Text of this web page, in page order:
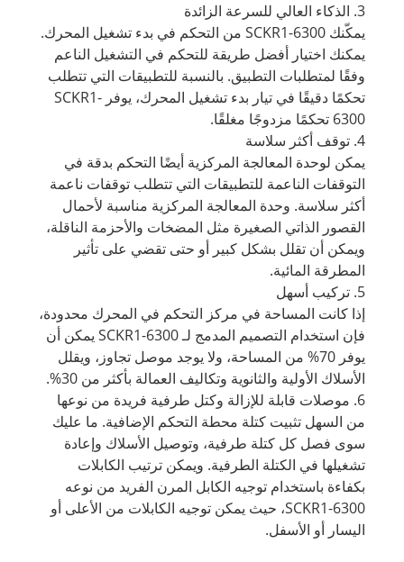
3. الذكاء العالي للسرعة الزائدة
يمكّنك SCKR1-6300 من التحكم في بدء تشغيل المحرك.
يمكنك اختيار أفضل طريقة للتحكم في التشغيل الناعم
وفقًا لمتطلبات التطبيق. بالنسبة للتطبيقات التي تتطلب
تحكمًا دقيقًا في تيار بدء تشغيل المحرك، يوفر SCKR1-
6300 تحكمًا مزدوجًا مغلقًا.
4. توقف أكثر سلاسة
يمكن لوحدة المعالجة المركزية أيضًا التحكم بدقة في
التوقفات الناعمة للتطبيقات التي تتطلب توقفات ناعمة
أكثر سلاسة. وحدة المعالجة المركزية مناسبة لأحمال
القصور الذاتي الصغيرة مثل المضخات والأحزمة الناقلة،
ويمكن أن تقلل بشكل كبير أو حتى تقضي على تأثير
المطرقة المائية.
5. تركيب أسهل
إذا كانت المساحة في مركز التحكم في المحرك محدودة،
فإن استخدام التصميم المدمج لـ SCKR1-6300 يمكن أن
يوفر 70% من المساحة، ولا يوجد موصل تجاوز، ويقلل
الأسلاك الأولية والثانوية وتكاليف العمالة بأكثر من 30%.
6. موصلات قابلة للإزالة وكتل طرفية فريدة من نوعها
من السهل تثبيت كتلة محطة التحكم الإضافية. ما عليك
سوى فصل كل كتلة طرفية، وتوصيل الأسلاك وإعادة
تشغيلها في الكتلة الطرفية. ويمكن ترتيب الكابلات
بكفاءة باستخدام توجيه الكابل المرن الفريد من نوعه
SCKR1-6300، حيث يمكن توجيه الكابلات من الأعلى أو
اليسار أو الأسفل.